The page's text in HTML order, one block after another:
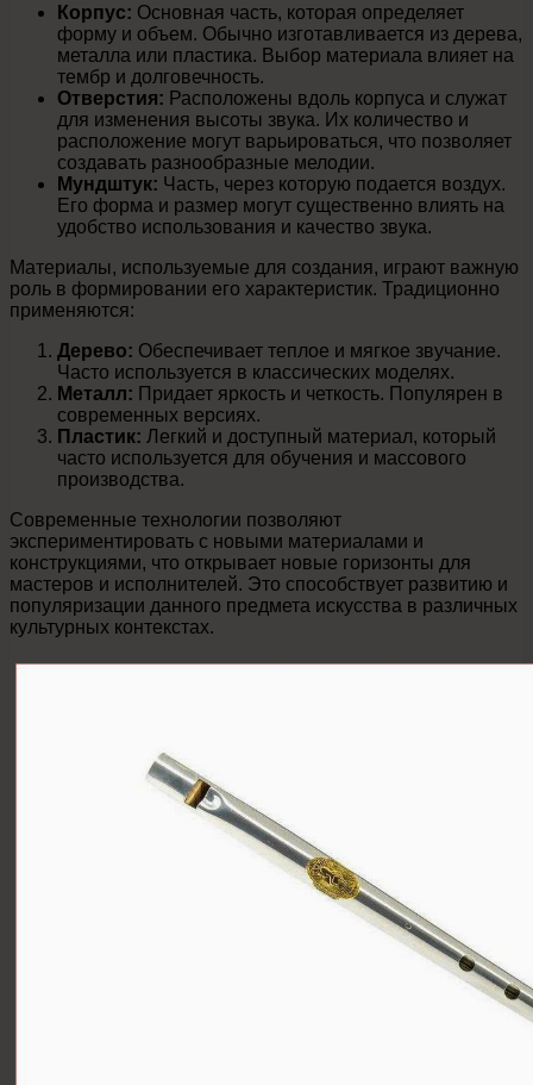
Корпус: Основная часть, которая определяет
форму и объем. Обычно изготавливается из дерева,
металла или пластика. Выбор материала влияет на
тембр и долговечность.
Отверстия: Расположены вдоль корпуса и служат
для изменения высоты звука. Их количество и
расположение могут варьироваться, что позволяет
создавать разнообразные мелодии.
Мундштук: Часть, через которую подается воздух.
Его форма и размер могут существенно влиять на
удобство использования и качество звука.
Материалы, используемые для создания, играют важную
роль в формировании его характеристик. Традиционно
применяются:
Дерево: Обеспечивает теплое и мягкое звучание.
Часто используется в классических моделях.
Металл: Придает яркость и четкость. Популярен в
современных версиях.
Пластик: Легкий и доступный материал, который
часто используется для обучения и массового
производства.
Современные технологии позволяют
экспериментировать с новыми материалами и
конструкциями, что открывает новые горизонты для
мастеров и исполнителей. Это способствует развитию и
популяризации данного предмета искусства в различных
культурных контекстах.